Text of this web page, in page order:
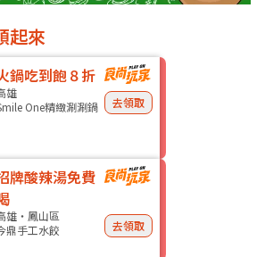
起來
鍋吃到飽８折
雄
One精緻涮涮鍋
去領取
牌酸辣湯免費
雄・鳳山區
鼎手工水餃
去領取